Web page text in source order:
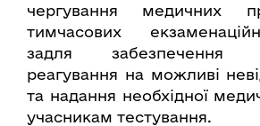
чергування медичних
тимчасових
задля забезпечення
реагування на можливі
та надання необхідної
учасникам тестування.